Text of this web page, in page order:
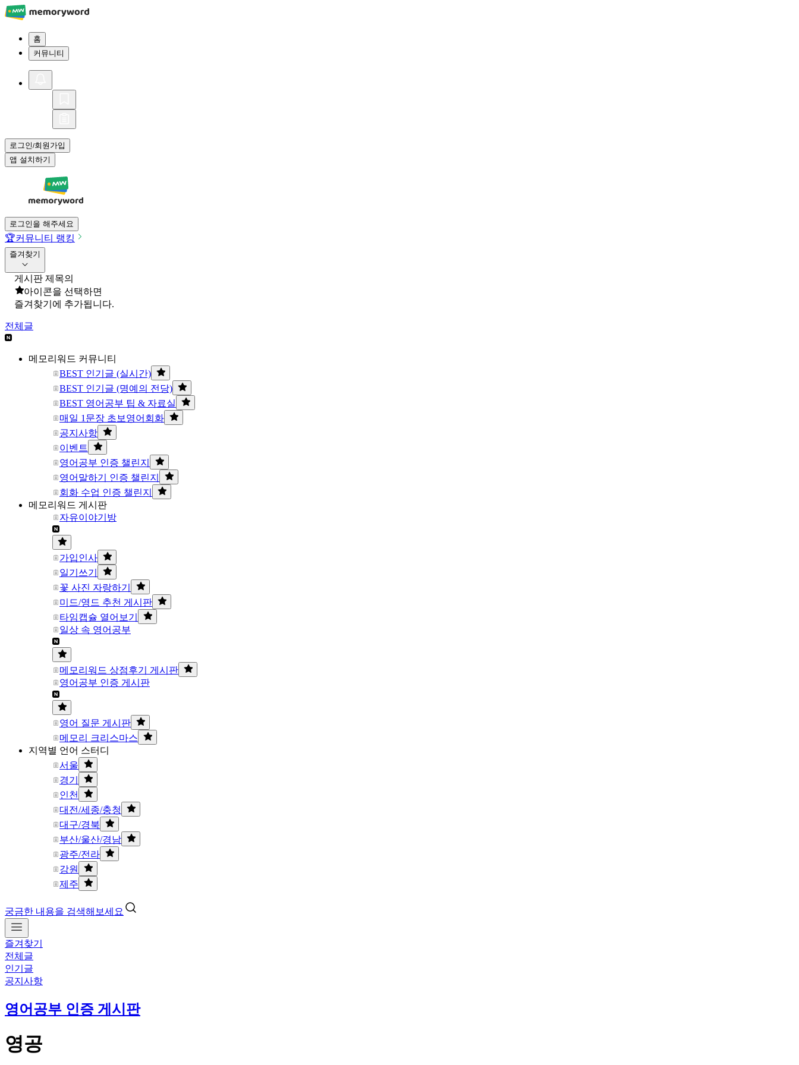
홈
커뮤니티
로그인/회원가입
앱 설치하기
로그인을 해주세요
🏆커뮤니티 랭킹
즐겨찾기
게시판 제목의
아이콘을 선택하면
즐겨찾기에 추가됩니다.
전체글
메모리워드 커뮤니티
BEST 인기글 (실시간)
BEST 인기글 (명예의 전당)
BEST 영어공부 팁 & 자료실
매일 1문장 초보영어회화
공지사항
이벤트
영어공부 인증 챌린지
영어말하기 인증 챌린지
회화 수업 인증 챌린지
메모리워드 게시판
자유이야기방
가입인사
일기쓰기
꽃 사진 자랑하기
미드/영드 추천 게시판
타임캡슐 열어보기
일상 속 영어공부
메모리워드 상점후기 게시판
영어공부 인증 게시판
영어 질문 게시판
메모리 크리스마스
지역별 언어 스터디
서울
경기
인천
대전/세종/충청
대구/경북
부산/울산/경남
광주/전라
강원
제주
궁금한 내용을 검색해보세요
즐겨찾기
전체글
인기글
공지사항
영어공부 인증 게시판
영공